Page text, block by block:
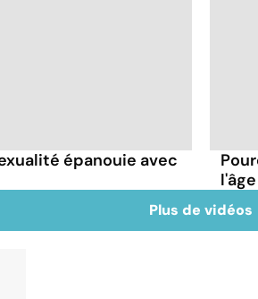
épanouie avec
Plus de vidéos